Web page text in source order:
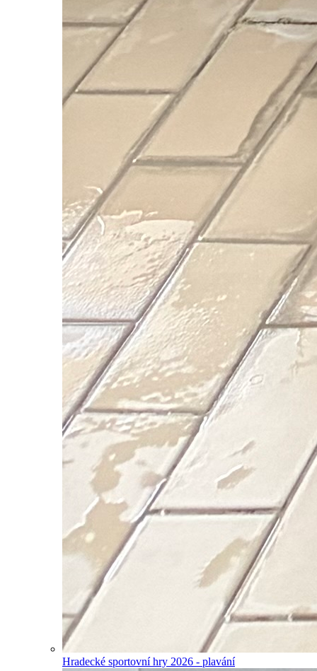
Hradecké sportovní hry 2026 - plavání